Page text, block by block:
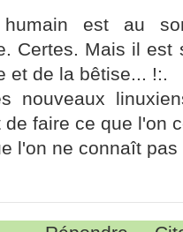
est au
Certes. Mais il est
et de la bêtise... !:.
nouveaux
de faire ce que l'on
l'on ne connaît pas